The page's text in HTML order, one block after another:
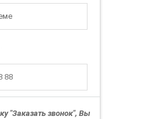
"Заказать звонок", Вы